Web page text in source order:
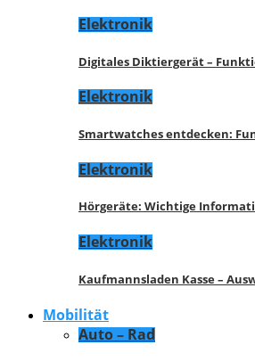
Elektronik
Digitales Diktiergerät –
Elektronik
Smartwatches entdecken:
Elektronik
Hörgeräte: Wichtige
Elektronik
Kaufmannsladen Kasse –
Mobilität
Auto – Rad